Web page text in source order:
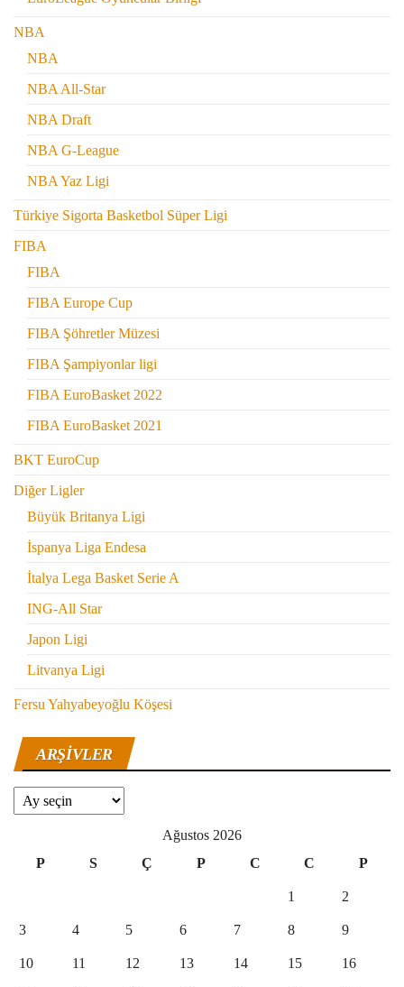
NBA
NBA
NBA All-Star
NBA Draft
NBA G-League
NBA Yaz Ligi
Türkiye Sigorta Basketbol Süper Ligi
FIBA
FIBA
FIBA Europe Cup
FIBA Şöhretler Müzesi
FIBA Şampiyonlar ligi
FIBA EuroBasket 2022
FIBA EuroBasket 2021
BKT EuroCup
Diğer Ligler
Büyük Britanya Ligi
İspanya Liga Endesa
İtalya Lega Basket Serie A
ING-All Star
Japon Ligi
Litvanya Ligi
Fersu Yahyabeyoğlu Köşesi
ARŞIVLER
Arşivler
Ağustos 2026
P
S Ç P C C P
1 2
3 4 5 6 7 8 9
10 11 12 13 14 15 16